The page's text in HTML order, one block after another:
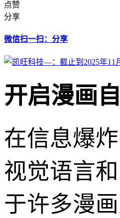
点赞
分享
微信扫一扫：分享
开启漫画
在信息爆
视觉语言
于许多漫